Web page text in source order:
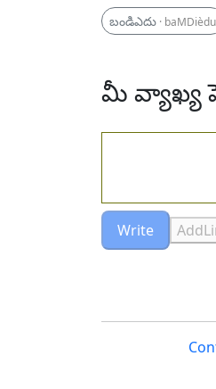
బండిఎదు · baMDièdu
మీ వ్యాఖ్య
Write